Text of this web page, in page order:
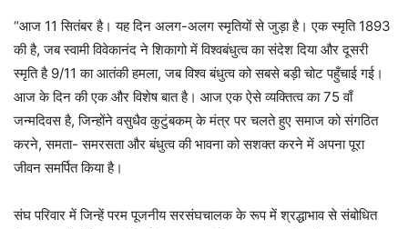
“आज 11 सितंबर है। यह दिन अलग-अलग स्मृतियों से जुड़ा है। एक स्मृति 1893
की है, जब स्वामी विवेकानंद ने शिकागो में विश्वबंधुत्व का संदेश दिया और दूसरी
स्मृति है 9/11 का आतंकी हमला, जब विश्व बंधुत्व को सबसे बड़ी चोट पहुँचाई गई।
आज के दिन की एक और विशेष बात है। आज एक ऐसे व्यक्तित्व का 75 वाँ
जन्मदिवस है, जिन्होंने वसुधैव कुटुंबकम् के मंत्र पर चलते हुए समाज को संगठित
करने, समता- समरसता और बंधुत्व की भावना को सशक्त करने में अपना पूरा
जीवन समर्पित किया है।
संघ परिवार में जिन्हें परम पूजनीय सरसंघचालक के रूप में श्रद्धाभाव से संबोधित